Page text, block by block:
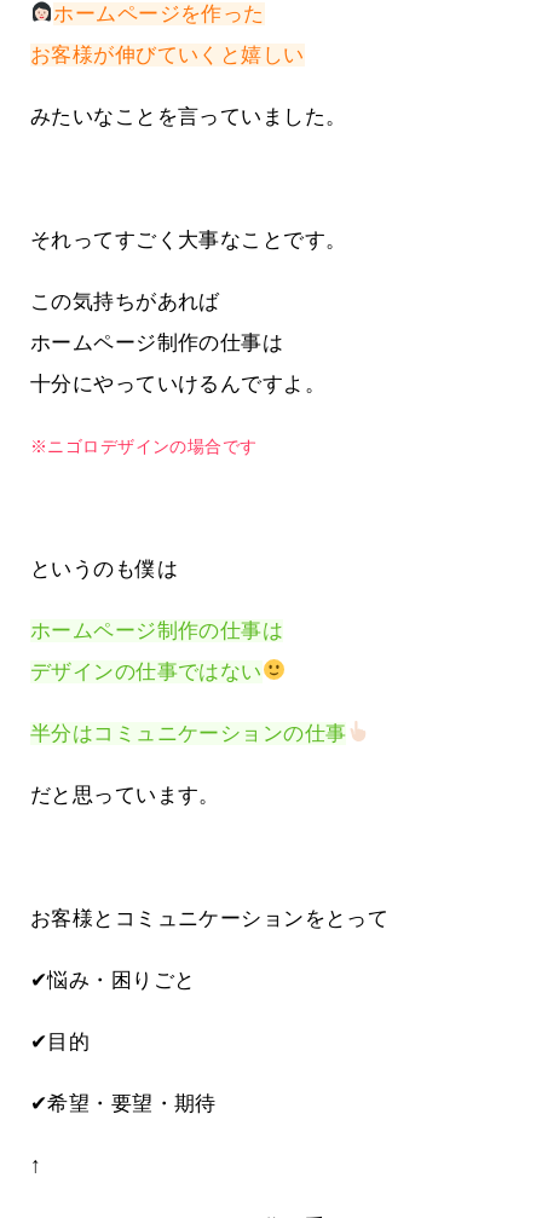
ホームページを作った
お客様が伸びていくと嬉しい
みたいなことを言っていました。
それってすごく大事なことです。
この気持ちがあれば
ホームページ制作の仕事は
十分にやっていけるんですよ。
※ニゴロデザインの場合です
というのも僕は
ホームページ制作の仕事は
デザインの仕事ではない
半分はコミュニケーションの仕事
だと思っています。
お客様とコミュニケーションをとって
✔悩み・困りごと
✔目的
✔希望・要望・期待
↑